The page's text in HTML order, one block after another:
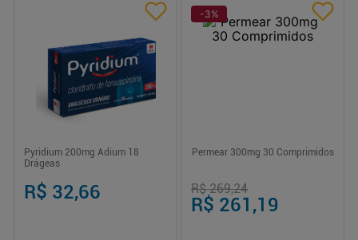
Pyridium 200mg Adium 18
Drágeas
R$ 32,66
-3%
Permear 300mg 30 Comprimidos
R$ 269,24
R$ 261,19